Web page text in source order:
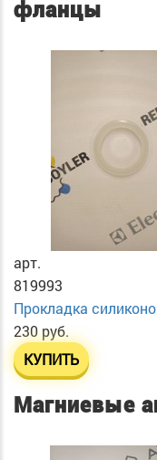
фланцы
арт.
819993
Прокладка
230 руб.
КУПИТЬ
Магниевые